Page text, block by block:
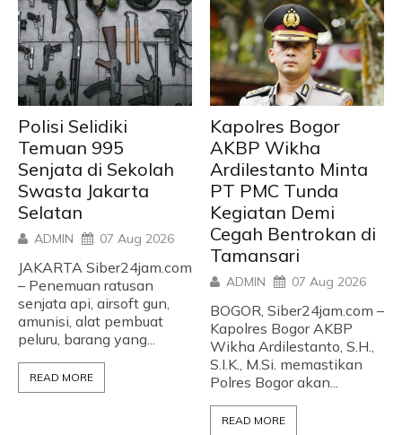
Polisi Selidiki
Temuan 995
Senjata di Sekolah
Swasta Jakarta
Selatan
ADMIN 07 Aug 2026
JAKARTA Siber24jam.com
– Penemuan ratusan
senjata api, airsoft gun,
amunisi, alat pembuat
peluru, barang yang...
READ MORE
Kapolres Bogor
AKBP Wikha
Ardilestanto Minta
PT PMC Tunda
Kegiatan Demi
Cegah Bentrokan di
Tamansari
ADMIN 07 Aug 2026
BOGOR, Siber24jam.com –
Kapolres Bogor AKBP
Wikha Ardilestanto, S.H.,
S.I.K., M.Si. memastikan
Polres Bogor akan...
READ MORE